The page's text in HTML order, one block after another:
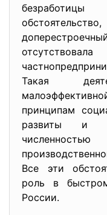
Такая
принципам
развиты и
Все эти
роль в
России.